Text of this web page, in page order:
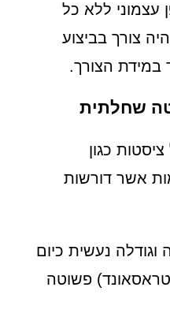
עצמוני ללא כל
צורך בביצוע
במידת הצורך.
שחלתית
כגון
אשר דורשות
נעשית כיום
פשוטה